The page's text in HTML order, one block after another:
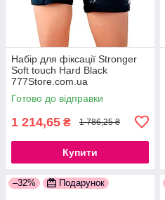
Набір для фіксації Stronger
Soft touch Hard Black
777Store.com.ua
Готово до відправки
1 214,65 ₴ 1 786,25 ₴
Купити
–32% Подарунок